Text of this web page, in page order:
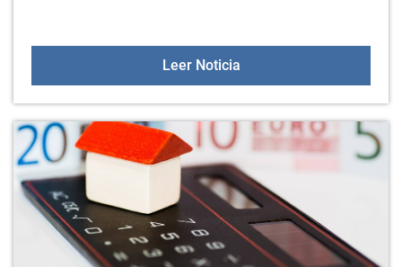
Leer NoticiaGazteleku 2022/2023